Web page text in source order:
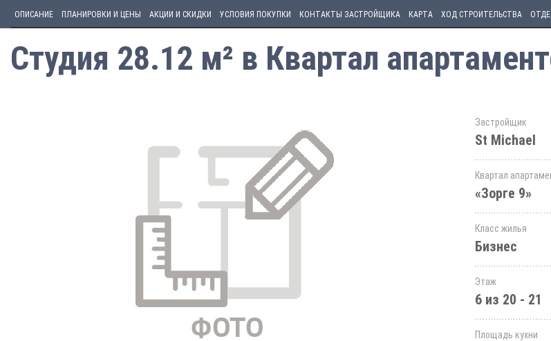
ОПИСАНИЕ ПЛАНИРОВКИ И ЦЕНЫ АКЦИИ И СКИДКИ УСЛОВИЯ ПОКУПКИ КОНТАКТЫ ЗАСТРОЙЩИКА КАРТА ХОД СТРОИТЕЛЬСТВА
Студия 28.12 м² в Квартал
Застройщик
St Michael
Квартал
«Зорге 9»
Класс жилья
Бизнес
Этаж
6 из 20 - 21
Площадь кухни